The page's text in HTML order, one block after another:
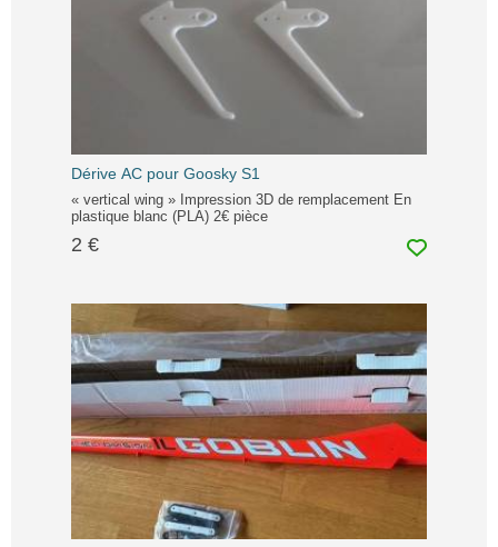
Dérive AC pour Goosky S1
« vertical wing » Impression 3D de remplacement En
plastique blanc (PLA) 2€ pièce
2 €